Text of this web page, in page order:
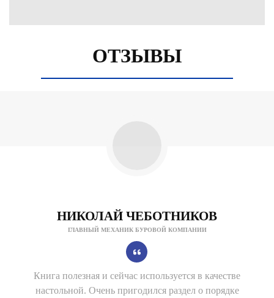
ОТЗЫВЫ
НИКОЛАЙ ЧЕБОТНИКОВ
ГЛАВНЫЙ МЕХАНИК БУРОВОЙ КОМПАНИИ
Книга полезная и сейчас используется в качестве
настольной. Очень пригодился раздел о порядке